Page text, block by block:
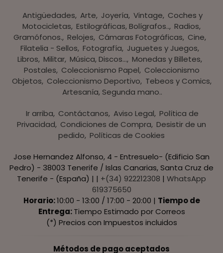
Antigüedades Arte Joyería Vintage Coches y
Motocicletas Estilográficas, Bolígrafos.. Radios,
Gramófonos. Relojes Cámaras Fotográficas Cine
Filatelia - Sellos Fotografía Juguetes y Juegos
Libros Militar Música, Discos... Monedas y Billetes
Postales Coleccionismo Papel Coleccionismo
Objetos Coleccionismo Deportivo Tebeos y Comics
Artesanía, Segunda mano..
Ir arriba Contáctanos Aviso Legal Política de
Privacidad Condiciones de Compra Desistir de un
pedido Políticas de Cookies
Jose Hernandez Alfonso, 4 - Entresuelo- (Edificio San
Pedro) - 38003 Tenerife / Islas Canarias, Santa Cruz de
Tenerife - (España) | | +(34) 922212308 | WhatsApp
619375650
Horario:10:00 - 13:00 / 17:00 - 20:00 | Tiempo de
Entrega:Tiempo Estimado por Correos
(*) Precios con Impuestos incluidos
Métodos de pago aceptados